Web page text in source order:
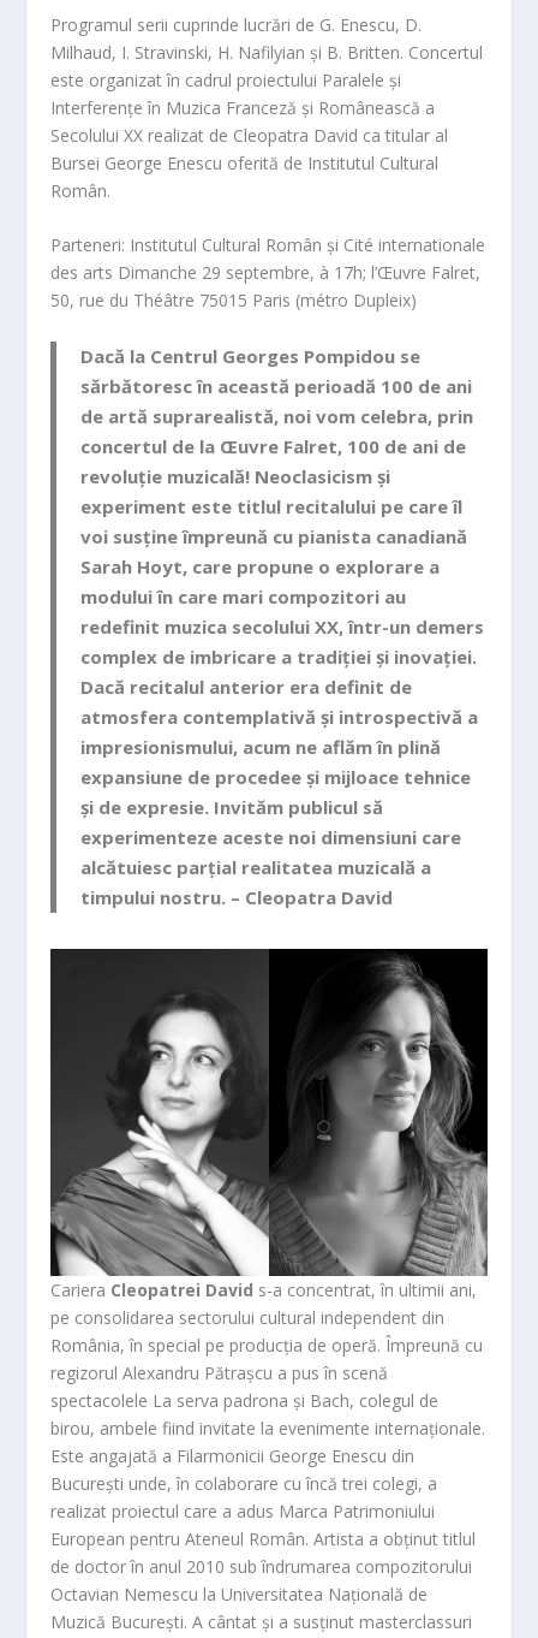
Programul serii cuprinde lucrări de G. Enescu, D.
Milhaud, I. Stravinski, H. Nafilyian și B. Britten. Concertul
este organizat în cadrul proiectului Paralele și
Interferențe în Muzica Franceză și Românească a
Secolului XX realizat de Cleopatra David ca titular al
Bursei George Enescu oferită de Institutul Cultural
Român.
Parteneri: Institutul Cultural Român și Cité internationale
des arts Dimanche 29 septembre, à 17h; l’Œuvre Falret,
50, rue du Théâtre 75015 Paris (métro Dupleix)
Dacă la Centrul Georges Pompidou se
sărbătoresc în această perioadă 100 de ani
de artă suprarealistă, noi vom celebra, prin
concertul de la Œuvre Falret, 100 de ani de
revoluție muzicală! Neoclasicism și
experiment este titlul recitalului pe care îl
voi susține împreună cu pianista canadiană
Sarah Hoyt, care propune o explorare a
modului în care mari compozitori au
redefinit muzica secolului XX, într-un demers
complex de imbricare a tradiției și inovației.
Dacă recitalul anterior era definit de
atmosfera contemplativă și introspectivă a
impresionismului, acum ne aflăm în plină
expansiune de procedee și mijloace tehnice
și de expresie. Invităm publicul să
experimenteze aceste noi dimensiuni care
alcătuiesc parțial realitatea muzicală a
timpului nostru. – Cleopatra David
Cariera Cleopatrei David s-a concentrat, în ultimii ani,
pe consolidarea sectorului cultural independent din
România, în special pe producția de operă. Împreună cu
regizorul Alexandru Pătrașcu a pus în scenă
spectacolele La serva padrona și Bach, colegul de
birou, ambele fiind invitate la evenimente internaționale.
Este angajată a Filarmonicii George Enescu din
București unde, în colaborare cu încă trei colegi, a
realizat proiectul care a adus Marca Patrimoniului
European pentru Ateneul Român. Artista a obținut titlul
de doctor în anul 2010 sub îndrumarea compozitorului
Octavian Nemescu la Universitatea Națională de
Muzică București. A cântat și a susținut masterclassuri